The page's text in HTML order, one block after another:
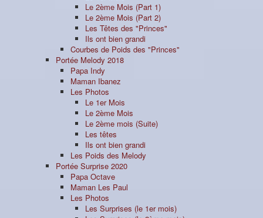
Le 2ème Mois (Part 1)
Le 2ème Mois (Part 2)
Les Têtes des "Princes"
Ils ont bien grandi
Courbes de Poids des "Princes"
Portée Melody 2018
Papa Indy
Maman Ibanez
Les Photos
Le 1er Mois
Le 2ème Mois
Le 2ème mois (Suite)
Les têtes
Ils ont bien grandi
Les Poids des Melody
Portée Surprise 2020
Papa Octave
Maman Les Paul
Les Photos
Les Surprises (le 1er mois)